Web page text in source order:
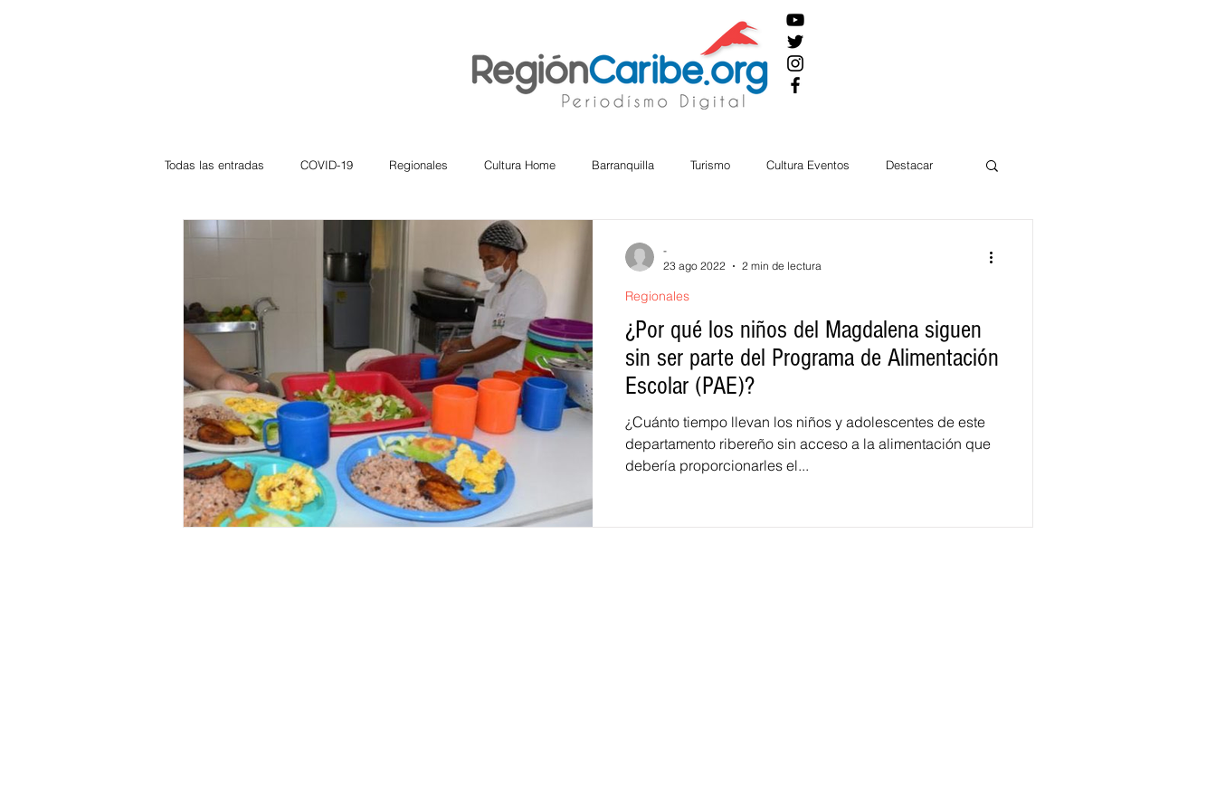
Todas las entradas COVID-19 Regionales Cultura Home Barranquilla Turismo Cultura Eventos Destacar
Deportes Cesar English
Córdoba Bloggeros Hermanos Mayores Economía
Carnaval Educación BID BIENESTAR AMBIENTAL AFRO
¿Por qué los niños del Magdalena siguen
sin ser parte del Programa de Alimentación
Escolar (PAE)?
¿Cuánto tiempo llevan los niños y adolescentes de este
departamento ribereño sin acceso a la alimentación que
debería proporcionarles el...
Regionales
-
23 ago 2022
2 min de lectura